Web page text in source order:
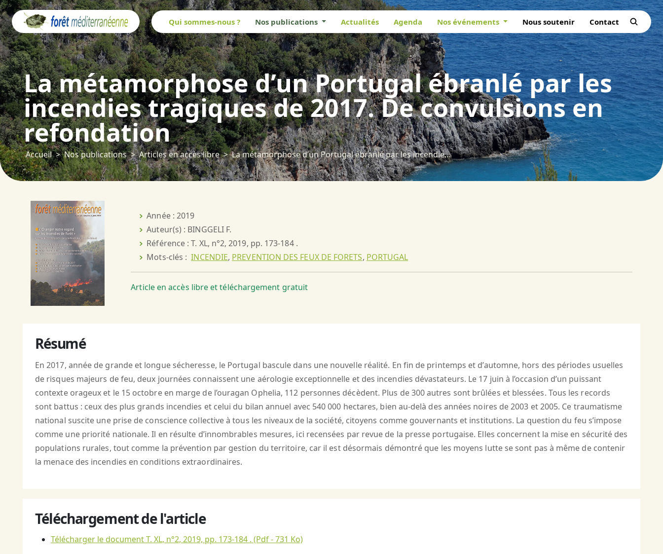
Qui sommes-nous ? Nos publications Actualités Agenda Nos événements Nous soutenir Contact
La métamorphose d’un Portugal ébranlé par les
incendies tragiques de 2017. De convulsions en
refondation
Accueil Nos publications Articles en accès libre La métamorphose d’un Portugal ébranlé par les incendies tragiques de 2017. De convulsions en refondation
Année : 2019
Auteur(s) : BINGGELI F.
Référence : T. XL, n°2, 2019, pp. 173-184 .
Mots-clés :INCENDIE, PREVENTION DES FEUX DE FORETS, PORTUGAL
Article en accès libre et téléchargement gratuit
Résumé
En 2017, année de grande et longue sécheresse, le Portugal bascule dans une nouvelle réalité. En fin de printemps et d’automne, hors des périodes usuelles
de risques majeurs de feu, deux journées connaissent une aérologie exceptionnelle et des incendies dévastateurs. Le 17 juin à l’occasion d’un puissant
contexte orageux et le 15 octobre en marge de l’ouragan Ophelia, 112 personnes décèdent. Plus de 300 autres sont brûlées et blessées. Tous les records
sont battus : ceux des plus grands incendies et celui du bilan annuel avec 540 000 hectares, bien au-delà des années noires de 2003 et 2005. Ce traumatisme
national suscite une prise de conscience collective à tous les niveaux de la société, citoyens comme gouvernants et institutions. La question du feu s’impose
comme une priorité nationale. Il en résulte d’innombrables mesures, ici recensées par revue de la presse portugaise. Elles concernent la mise en sécurité des
populations rurales, tout comme la prévention par gestion du territoire, car il est désormais démontré que les moyens lutte se sont pas à même de contenir
la menace des incendies en conditions extraordinaires.
Téléchargement de l'article
Télécharger le document T. XL, n°2, 2019, pp. 173-184 . (Pdf - 731 Ko)
Panneau de gestion des cookies